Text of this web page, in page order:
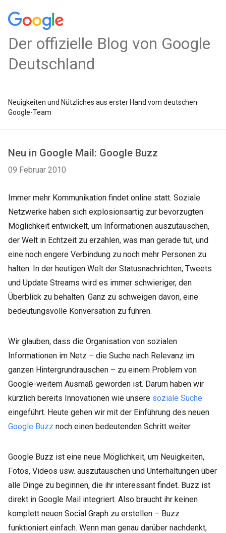
Der offizielle Blog von Google
Deutschland
Neuigkeiten und Nützliches aus erster Hand vom deutschen
Google-Team
Neu in Google Mail: Google Buzz
09 Februar 2010
Immer mehr Kommunikation findet online statt. Soziale
Netzwerke haben sich explosionsartig zur bevorzugten
Möglichkeit entwickelt, um Informationen auszutauschen,
der Welt in Echtzeit zu erzählen, was man gerade tut, und
eine noch engere Verbindung zu noch mehr Personen zu
halten. In der heutigen Welt der Statusnachrichten, Tweets
und Update Streams wird es immer schwieriger, den
Überblick zu behalten. Ganz zu schweigen davon, eine
bedeutungsvolle Konversation zu führen.
Wir glauben, dass die Organisation von sozialen
Informationen im Netz – die Suche nach Relevanz im
ganzen Hintergrundrauschen – zu einem Problem von
Google-weitem Ausmaß geworden ist. Darum haben wir
kürzlich bereits Innovationen wie unsere soziale Suche
eingeführt. Heute gehen wir mit der Einführung des neuen
Google Buzz noch einen bedeutenden Schritt weiter.
Google Buzz ist eine neue Möglichkeit, um Neuigkeiten,
Fotos, Videos usw. auszutauschen und Unterhaltungen über
alle Dinge zu beginnen, die ihr interessant findet. Buzz ist
direkt in Google Mail integriert. Also braucht ihr keinen
komplett neuen Social Graph zu erstellen – Buzz
funktioniert einfach. Wenn man genau darüber nachdenkt,